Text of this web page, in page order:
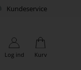
Kundeservice
Log ind Kurv